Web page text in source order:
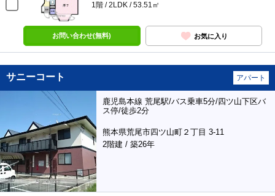
1階 / 2LDK / 53.51㎡
お問い合わせ(無料) お気に入り
サニーコート アパート
鹿児島本線 荒尾駅/バス乗車5分/四ツ山下区バ
ス停/徒歩2分
熊本県荒尾市四ツ山町２丁目 3-11
2階建 / 築26年